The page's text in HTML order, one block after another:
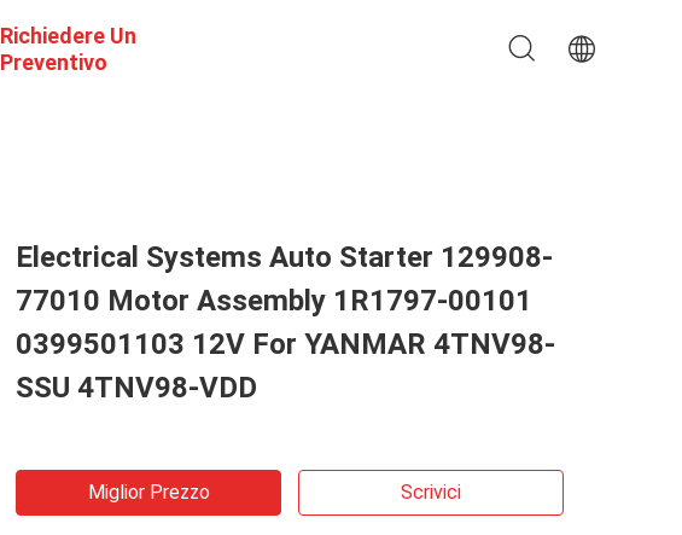
Richiedere Un
Preventivo
Electrical Systems Auto Starter 129908-
77010 Motor Assembly 1R1797-00101
0399501103 12V For YANMAR 4TNV98-
SSU 4TNV98-VDD
Miglior Prezzo Scrivici